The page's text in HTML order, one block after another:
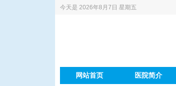
今天是 2026年8月7日 星期五
网站首页 医院简介